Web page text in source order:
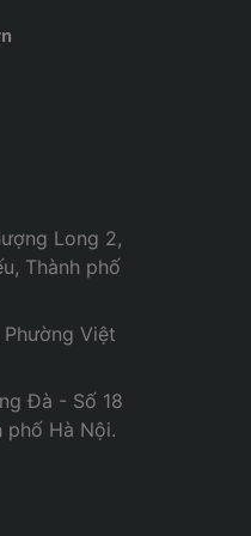
Long 2,
Thành phố
Việt
Đà - Số 18
phố Hà Nội.